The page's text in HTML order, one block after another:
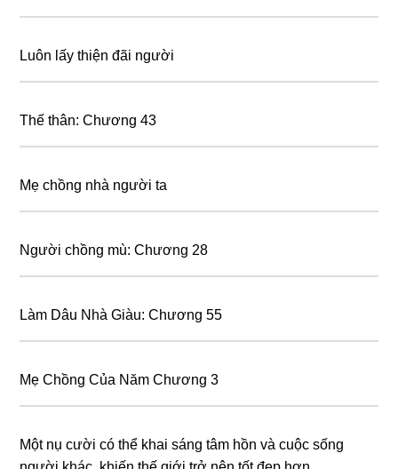
Luôn lấy thiện đãi người
Thế thân: Chương 43
Mẹ chồng nhà người ta
Người chồng mù: Chương 28
Làm Dâu Nhà Giàu: Chương 55
Mẹ Chồng Của Năm Chương 3
Một nụ cười có thể khai sáng tâm hồn và cuộc sống